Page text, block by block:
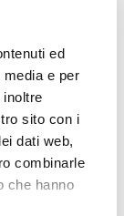
ed
e per
sito con i
dati web,
combinarle
che hanno
Publish for Free